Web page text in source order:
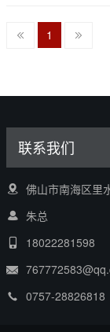
1
联系我们
佛山市南海区里
朱总
18022281598
0757-28826818